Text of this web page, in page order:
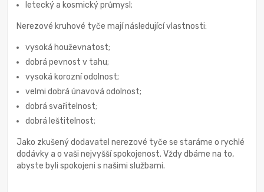
letecký a kosmický průmysl;
Nerezové kruhové tyče mají následující vlastnosti:
vysoká houževnatost;
dobrá pevnost v tahu;
vysoká korozní odolnost;
velmi dobrá únavová odolnost;
dobrá svařitelnost;
dobrá leštitelnost;
Jako zkušený dodavatel nerezové tyče se staráme o rychlé
dodávky a o vaši nejvyšší spokojenost. Vždy dbáme na to,
abyste byli spokojeni s našimi službami.